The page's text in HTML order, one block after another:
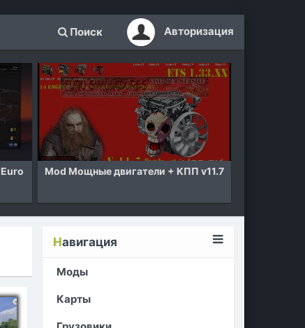
Поиск Авторизация
Mod Мощные двигатели + КПП v11.7
Mod Карта
Навигация
Моды
Карты